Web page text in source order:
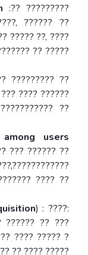
:?? ?????????
?????? ??
????? ??, ????
?? ?????
????????? ??
???? ??????
??
users
??? ?????? ??
???? ??
) : ????:
?? ???
???? ????? ?
?? ???? ?????